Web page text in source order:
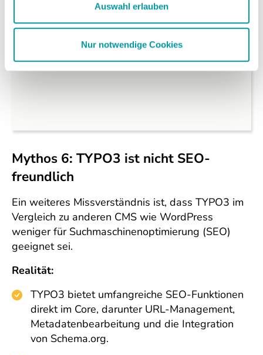
Auswahl erlauben
Nur notwendige Cookies
akzeptieren Sie bitte Marketing-Cookies
Mythos 6: TYPO3 ist nicht SEO-
freundlich
Ein weiteres Missverständnis ist, dass TYPO3 im
Vergleich zu anderen CMS wie WordPress
weniger für Suchmaschinenoptimierung (SEO)
geeignet sei.
Realität:
TYPO3 bietet umfangreiche SEO-Funktionen
direkt im Core, darunter URL-Management,
Metadatenbearbeitung und die Integration
von Schema.org.